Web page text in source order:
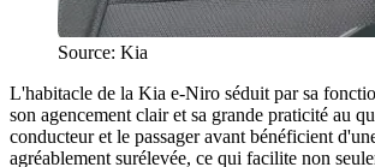
Source: Kia
L'habitacle de la Kia e-Niro séduit par sa
son agencement clair et sa grande praticité au
conducteur et le passager avant bénéficient
agréablement surélevée, ce qui facilite non